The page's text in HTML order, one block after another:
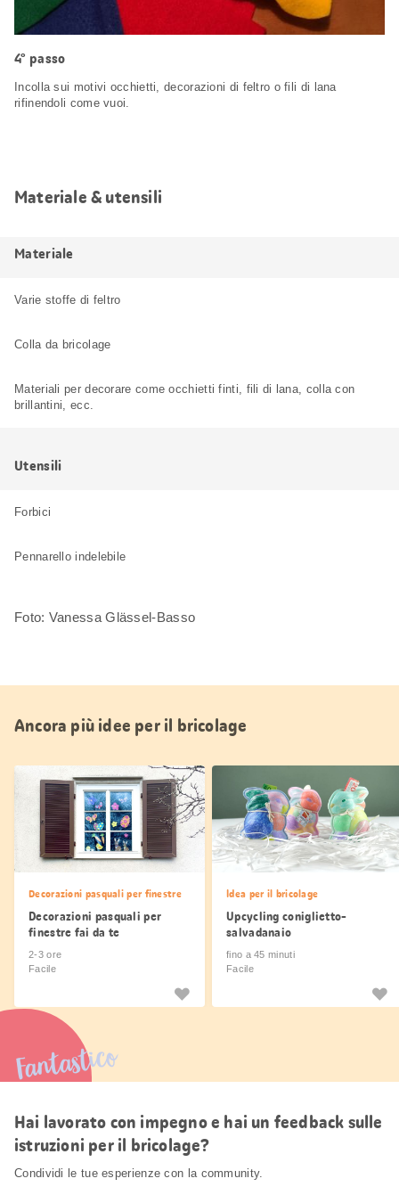
4° passo
Incolla sui motivi occhietti, decorazioni di feltro o fili di lana
rifinendoli come vuoi.
Materiale & utensili
Materiale
Varie stoffe di feltro
Colla da bricolage
Materiali per decorare come occhietti finti, fili di lana, colla con
brillantini, ecc.
Utensili
Forbici
Pennarello indelebile
Foto: Vanessa Glässel-Basso
Ancora più idee per il bricolage
Decorazioni pasquali per finestre
Decorazioni pasquali per
finestre fai da te
2-3 ore
Facile
Idea per il bricolage
Upcycling coniglietto-
salvadanaio
fino a 45 minuti
Facile
Fantastico
Hai lavorato con impegno e hai un feedback sulle
istruzioni per il bricolage?
Condividi le tue esperienze con la community.